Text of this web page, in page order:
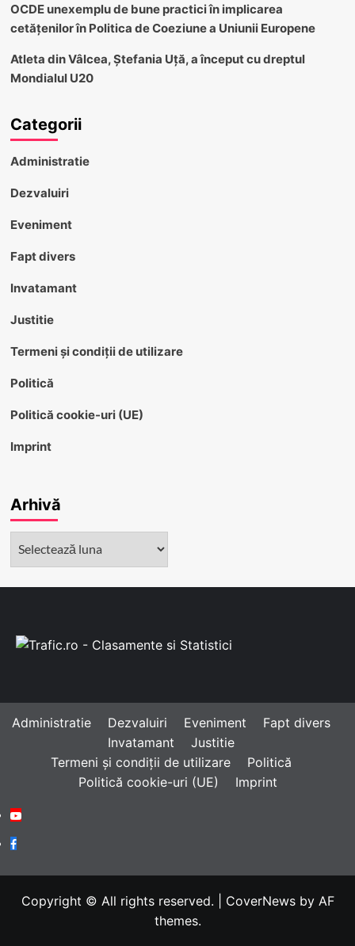
OCDE unexemplu de bune practici în implicarea
cetățenilor în Politica de Coeziune a Uniunii Europene
Atleta din Vâlcea, Ștefania Uță, a început cu dreptul
Mondialul U20
Categorii
Administratie
Dezvaluiri
Eveniment
Fapt divers
Invatamant
Justitie
Termeni și condiții de utilizare
Politică
Politică cookie-uri (UE)
Imprint
Arhivă
Administratie Dezvaluiri Eveniment
Fapt divers
Invatamant
Justitie
Termeni și condiții de utilizare
Politică
Politică cookie-uri (UE)
Imprint
Youtube
Facebook
Copyright © All rights reserved. CoverNewsby AF
themes.